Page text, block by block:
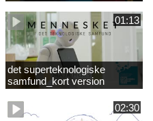
01:13
det superteknologiske
samfund_kort version
02:30